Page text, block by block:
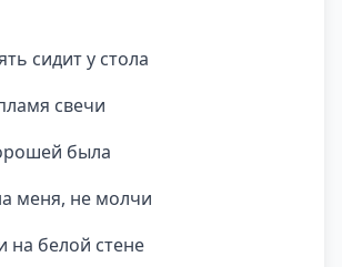
сидит у стола
свечи
была
меня, не молчи
на белой стене